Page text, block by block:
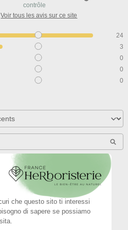
contrôle
Voir tous les avis sur ce site
24
3
0
0
0